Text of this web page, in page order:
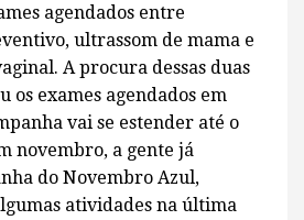
agendados entre
ultrassom de mama e
A procura dessas duas
os exames agendados em
vai se estender até o
novembro, a gente já
do Novembro Azul,
atividades na última